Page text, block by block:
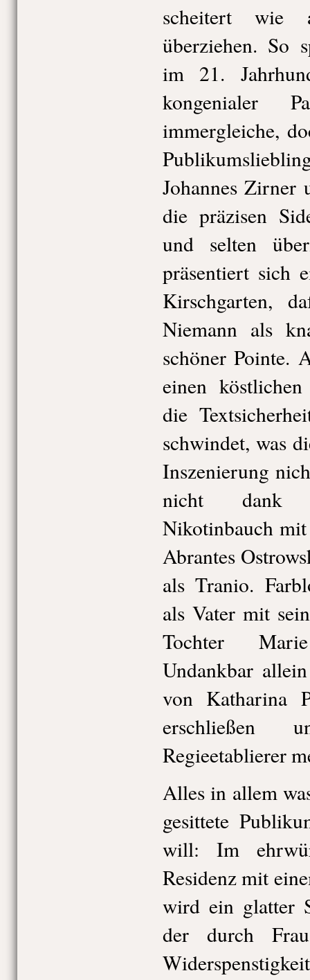
scheitert wie
überziehen. So
im 21.
kongenialer
immergleiche,
Johannes Zirner
die präzisen
und selten
präsentiert sich
Kirschgarten,
Niemann als
schöner Pointe.
einen
die
schwindet, was
Inszenierung
nicht dank
Nikotinbauch
Abrantes
als Tranio.
als Vater mit
Tochter
Undankbar
von Katharina
erschließen
Regieetablierer
Alles in allem
gesittete
will: Im
Residenz mit
wird ein glatter
der durch